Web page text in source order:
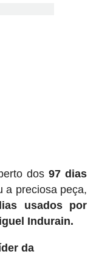
dos97 dias
a preciosa peça,
usados ​​por
Indurain.
da